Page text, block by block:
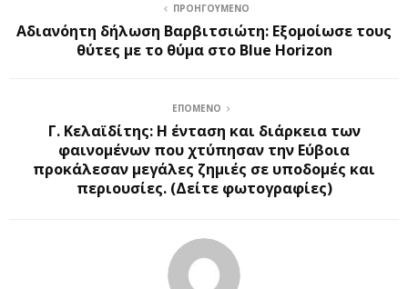
ΠΡΟΗΓΟΎΜΕΝΟ
Αδιανόητη δήλωση Βαρβιτσιώτη: Εξομοίωσε τους
θύτες με το θύμα στο Blue Horizon
ΕΠΌΜΕΝΟ
Γ. Κελαϊδίτης: Η ένταση και διάρκεια των
φαινομένων που χτύπησαν την Εύβοια
προκάλεσαν μεγάλες ζημιές σε υποδομές και
περιουσίες. (Δείτε φωτογραφίες)